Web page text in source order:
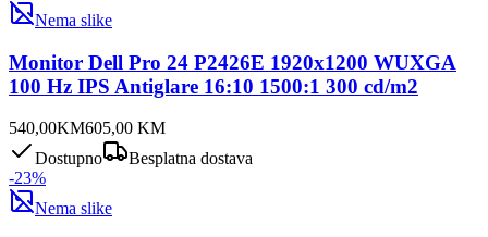
Nema slike
Monitor Dell Pro 24 P2426E 1920x1200 WUXGA
100 Hz IPS Antiglare 16:10 1500:1 300 cd/m2
540,00KM605,00 KM
Dostupno
Besplatna dostava
-23%
Nema slike